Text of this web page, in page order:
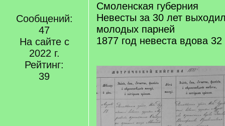
Сообщений:
47
На сайте с
2022 г.
Рейтинг:
39
Смоленская губерния
Невесты за 30 лет
молодых парней
1877 год невеста вдова